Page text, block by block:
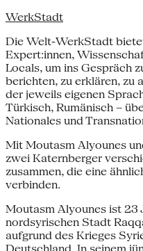
WerkStadt
Die Welt-WerkStadt
Expert:innen,
Locals, um ins Gespräch
berichten, zu erklären, zu
der jeweils eigenen
Türkisch, Rumänisch –
Nationales und
Mit Moutasm Alyounes
zwei Katernberger
zusammen, die eine
verbinden.
Moutasm Alyounes ist 23
nordsyrischen Stadt
aufgrund des Krieges